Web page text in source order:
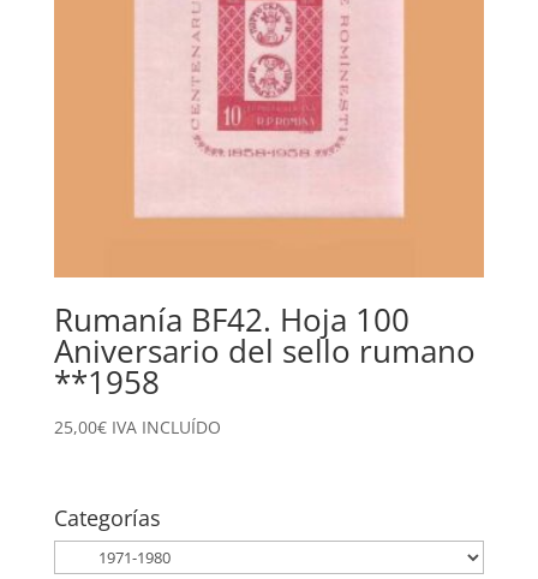
Rumanía BF42. Hoja 100
Aniversario del sello rumano
**1958
25,00€ IVA INCLUÍDO
Categorías